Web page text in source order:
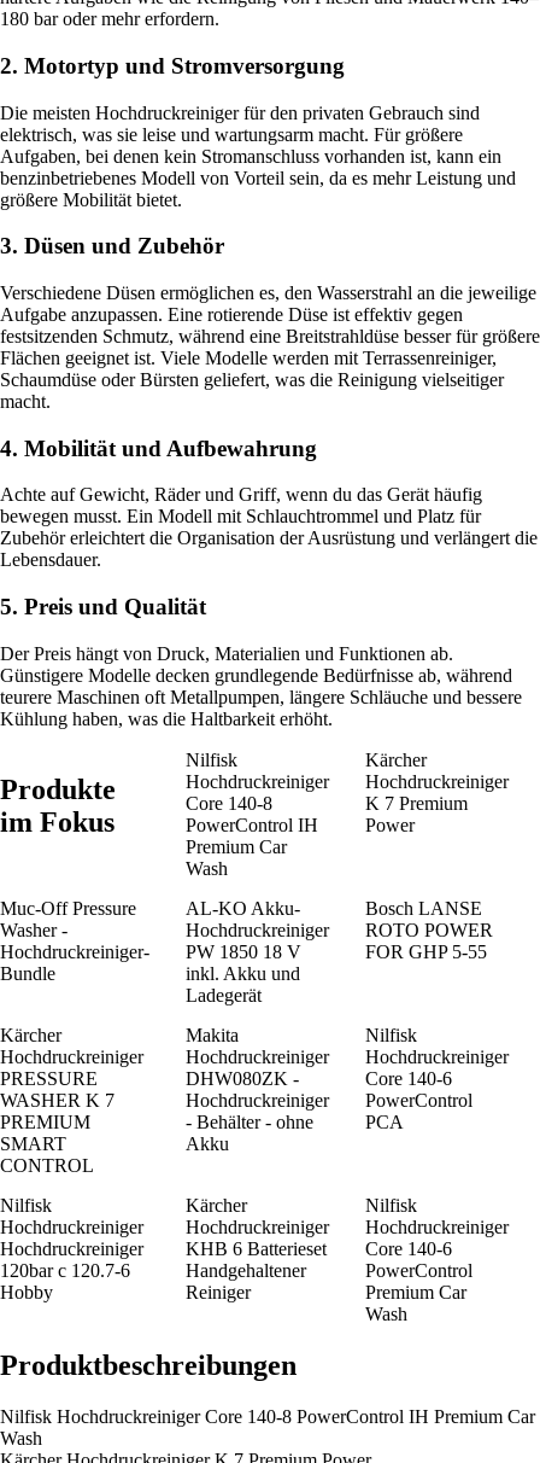
180 bar oder mehr erfordern.
2. Motortyp und Stromversorgung
Die meisten Hochdruckreiniger für den privaten Gebrauch sind
elektrisch, was sie leise und wartungsarm macht. Für größere
Aufgaben, bei denen kein Stromanschluss vorhanden ist, kann ein
benzinbetriebenes Modell von Vorteil sein, da es mehr Leistung und
größere Mobilität bietet.
3. Düsen und Zubehör
Verschiedene Düsen ermöglichen es, den Wasserstrahl an die jeweilige
Aufgabe anzupassen. Eine rotierende Düse ist effektiv gegen
festsitzenden Schmutz, während eine Breitstrahldüse besser für größere
Flächen geeignet ist. Viele Modelle werden mit Terrassenreiniger,
Schaumdüse oder Bürsten geliefert, was die Reinigung vielseitiger
macht.
4. Mobilität und Aufbewahrung
Achte auf Gewicht, Räder und Griff, wenn du das Gerät häufig
bewegen musst. Ein Modell mit Schlauchtrommel und Platz für
Zubehör erleichtert die Organisation der Ausrüstung und verlängert die
Lebensdauer.
5. Preis und Qualität
Der Preis hängt von Druck, Materialien und Funktionen ab.
Günstigere Modelle decken grundlegende Bedürfnisse ab, während
teurere Maschinen oft Metallpumpen, längere Schläuche und bessere
Kühlung haben, was die Haltbarkeit erhöht.
Produkte
im Fokus
Nilfisk
Hochdruckreiniger
Core 140-8
PowerControl IH
Premium Car
Wash
Kärcher
Hochdruckreiniger
K 7 Premium
Power
Muc-Off Pressure
Washer -
Hochdruckreiniger-
Bundle
AL-KO Akku-
Hochdruckreiniger
PW 1850 18 V
inkl. Akku und
Ladegerät
Bosch LANSE
ROTO POWER
FOR GHP 5-55
Kärcher
Hochdruckreiniger
PRESSURE
WASHER K 7
PREMIUM
SMART
CONTROL
Makita
Hochdruckreiniger
DHW080ZK -
Hochdruckreiniger
- Behälter - ohne
Akku
Nilfisk
Hochdruckreiniger
Core 140-6
PowerControl
PCA
Nilfisk
Hochdruckreiniger
Hochdruckreiniger
120bar c 120.7-6
Hobby
Kärcher
Hochdruckreiniger
KHB 6 Batterieset
Handgehaltener
Reiniger
Nilfisk
Hochdruckreiniger
Core 140-6
PowerControl
Premium Car
Wash
Produktbeschreibungen
Nilfisk Hochdruckreiniger Core 140-8 PowerControl IH Premium Car
Wash